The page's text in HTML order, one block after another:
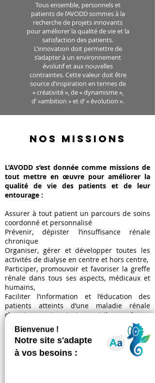
Tous ensemble, personnels et
patients de l’AVODD sommes à la
recherche de projets innovants
pour améliorer la qualité de vie et la
satisfaction des patients.
L’innovation doit permettre de
s’adapter à un environnement
évolutif et aux nouvelles
contraintes. Cette valeur doit être
source d’inspiration en termes de
« créativité », de « dynamisme »,
d’ »ambition » et d’ « évolution ».
NOS MISSIONS
L’AVODD s’est donnée comme missions de
tout mettre en œuvre pour améliorer la
qualité de vie des patients et de leur
entourage :
Assurer à tout patient un parcours de soins
coordonné et personnalisé
Prévenir, dépister l’insuffisance rénale
chronique
Organiser, gérer et développer toutes les
activités de dialyse en centre et hors centre,
Participer, promouvoir et favoriser la greffe
rénale dans tous ses aspects, médicaux et
humains,
Faciliter l’information et l’éducation des
patients atteints d’une maladie rénale
chronique et ainsi contribuer à sa
prévention
Apporter toute aide morale et matérielle,
culturelle et de loisirs aux personnes
atteintes d’insuffisance rénale chronique